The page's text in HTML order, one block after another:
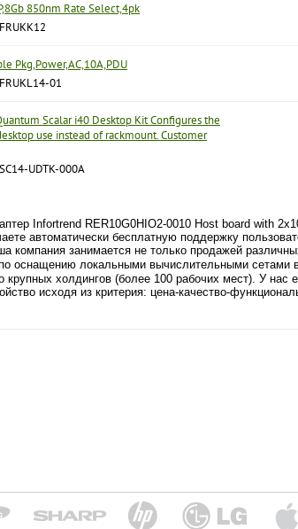
850nm Rate Select,4pk
Pkg,Power,AC,10A,PDU
01
Scalar i40 Desktop Kit Configures the
use instead of rackmount. Customer
UDTK-000A
Infortrend RER10G0HIO2-0010 Host board with
автоматически бесплатную поддержку
компания занимается не только продажей
оснащению локальными вычислительными сетами
крупных холдингов (более 100 рабочих мест). У нас
исходя из критерия: цена-качество-